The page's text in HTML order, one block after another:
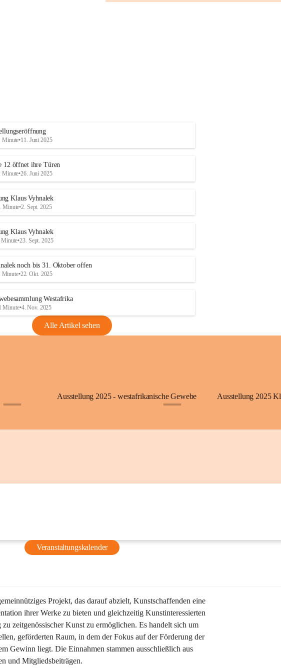
Minute•11. Juni 2025
12 öffnet ihre Türen
Minute•26. Juni 2025
Klaus Vyhnalek
Minute•2. Sept. 2025
Klaus Vyhnalek
Minute•23. Sept. 2025
noch bis 31. Oktober offen
Minute•22. Okt. 2025
Westafrika
Minute•4. Nov. 2025
Alle Artikel sehen
Ausstellung 2025 - westafrikanische Gewebe Ausstellung 2025
Veranstaltungskalender
Projekt, das darauf abzielt, Kunstschaffenden eine
ihrer Werke zu bieten und gleichzeitig Kunstinteressierten
zeitgenössischer Kunst zu ermöglichen. Es handelt sich um
geförderten Raum, in dem der Fokus auf der Förderung der
Gewinn liegt. Die Einnahmen stammen ausschließlich aus
und Mitgliedsbeiträgen.